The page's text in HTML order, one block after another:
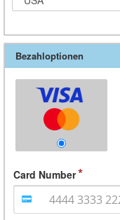
Bezahloptionen
Card Number